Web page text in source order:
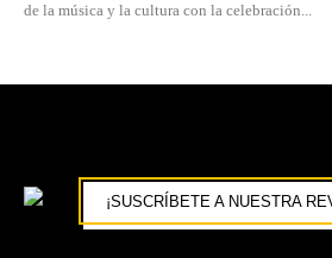
de la música y la cultura con la celebración...
¡SUSCRÍBETE A NUESTRA